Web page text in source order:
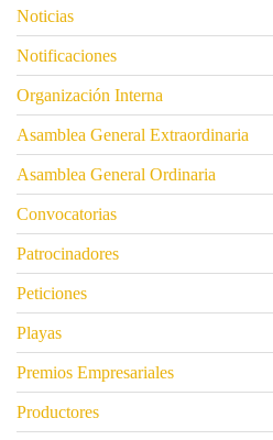
Noticias
Notificaciones
Organización Interna
Asamblea General Extraordinaria
Asamblea General Ordinaria
Convocatorias
Patrocinadores
Peticiones
Playas
Premios Empresariales
Productores